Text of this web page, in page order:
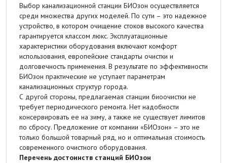
Выбор канализационной станции БИОзон осуществляется
среди множества других моделей. По сути – это надежное
устройство, в котором очищение стоков высокого качества
гарантируется классом люкс. Эксплуатационные
характеристики оборудования включают комфорт
использования, европейские стандарты очистки и
долговечность применения. В результате по эффективности
БИОзон практические не уступает параметрам
канализационных структур города.
С другой стороны, предлагаемая станции биоочистки не
требует периодического ремонта. Нет надобности
консервировать ее на зиму, а также не существует лимитов
по сбросу. Предложение от компании «БИОзон» – это не
только большой товарный ряд, но и оптимальная стоимость
современного очистного оборудования.
Перечень достоинств станций БИОзон